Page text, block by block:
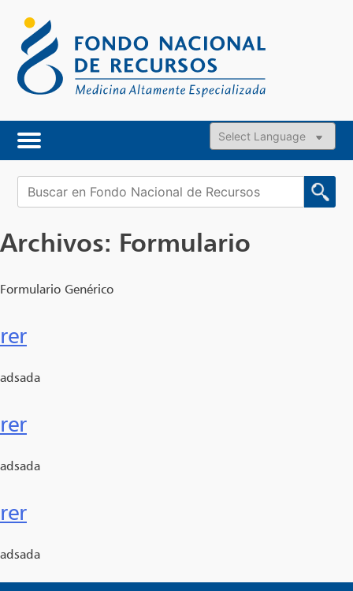
content
Powered by
Buscar:
Archivos: Formulario
Formulario Genérico
rer
adsada
rer
adsada
rer
adsada